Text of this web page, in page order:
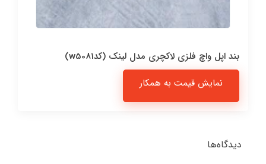
بند اپل واچ فلزی لاکچری مدل لینک (کدw5081)
نمایش قیمت به همکار
دیدگاه‌ها